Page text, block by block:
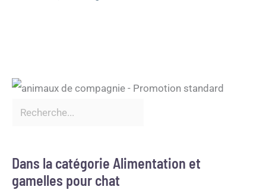
Dans la catégorie Alimentation et
gamelles pour chat